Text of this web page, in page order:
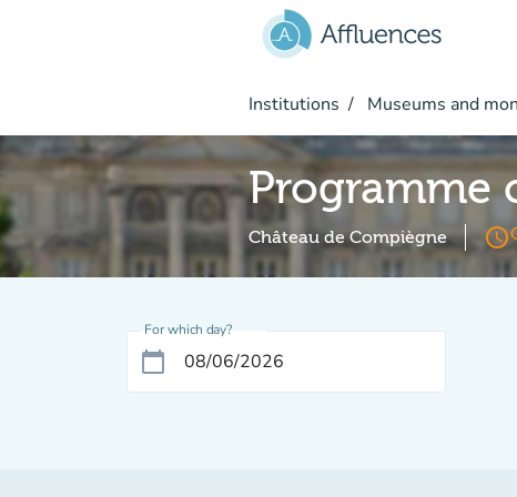
Institutions Museums and
Programme
Château de Compiègne access_time
For which day?
calendar_today